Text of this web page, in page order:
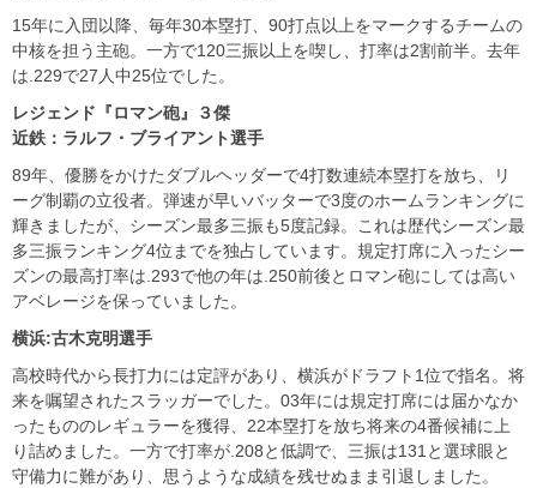
15年に入団以降、毎年30本塁打、90打点以上をマークするチームの
中核を担う主砲。一方で120三振以上を喫し、打率は2割前半。去年
は.229で27人中25位でした。
レジェンド『ロマン砲』３傑
近鉄：ラルフ・ブライアント選手
89年、優勝をかけたダブルヘッダーで4打数連続本塁打を放ち、リ
ーグ制覇の立役者。弾速が早いバッターで3度のホームランキングに
輝きましたが、シーズン最多三振も5度記録。これは歴代シーズン最
多三振ランキング4位までを独占しています。規定打席に入ったシー
ズンの最高打率は.293で他の年は.250前後とロマン砲にしては高い
アベレージを保っていました。
横浜:古木克明選手
高校時代から長打力には定評があり、横浜がドラフト1位で指名。将
来を嘱望されたスラッガーでした。03年には規定打席には届かなか
ったもののレギュラーを獲得、22本塁打を放ち将来の4番候補に上
り詰めました。一方で打率が.208と低調で、三振は131と選球眼と
守備力に難があり、思うような成績を残せぬまま引退しました。